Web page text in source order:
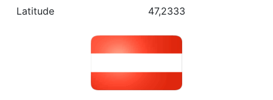
Latitude 47,2333